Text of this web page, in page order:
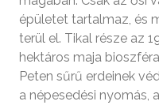
épületet tartalmaz, és
terül el. Tikal része az
hektáros maja
Peten sűrű erdeinek
a népesedési nyomás,